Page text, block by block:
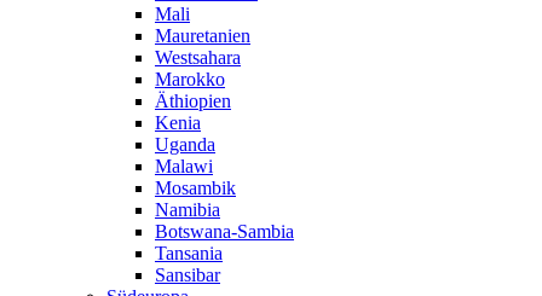
Mali
Mauretanien
Westsahara
Marokko
Äthiopien
Kenia
Uganda
Malawi
Mosambik
Namibia
Botswana-Sambia
Tansania
Sansibar